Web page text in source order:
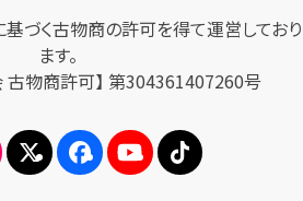
づく古物商の許可を得て運営しており
ます。
古物商許可】 第304361407260号